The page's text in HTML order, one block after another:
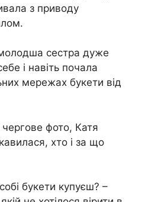
з приводу
сестра дуже
і навіть почала
мережах букети від
фото, Катя
хто і за що
букети купуєш? –